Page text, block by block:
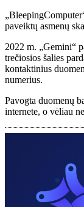
paveiktų asmenų
2022 m. „Gemini“
trečiosios šalies
kontaktinius
numerius.
Pavogta duomenų
internete, o vėliau